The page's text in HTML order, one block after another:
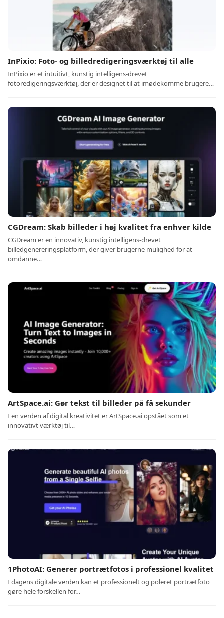
InPixio: Foto- og billedredigeringsværktøj til alle
InPixio er et intuitivt, kunstig intelligens-drevet
fotoredigeringsværktøj, der er designet til at imødekomme brugere…
CGDream: Skab billeder i høj kvalitet fra enhver kilde
CGDream er en innovativ, kunstig intelligens-drevet
billedgenereringsplatform, der giver brugerne mulighed for at
omdanne…
ArtSpace.ai: Gør tekst til billeder på få sekunder
I en verden af digital kreativitet er ArtSpace.ai opstået som et
innovativt værktøj til…
1PhotoAI: Generer portrætfotos i professionel kvalitet
I dagens digitale verden kan et professionelt og poleret portrætfoto
gøre hele forskellen for…